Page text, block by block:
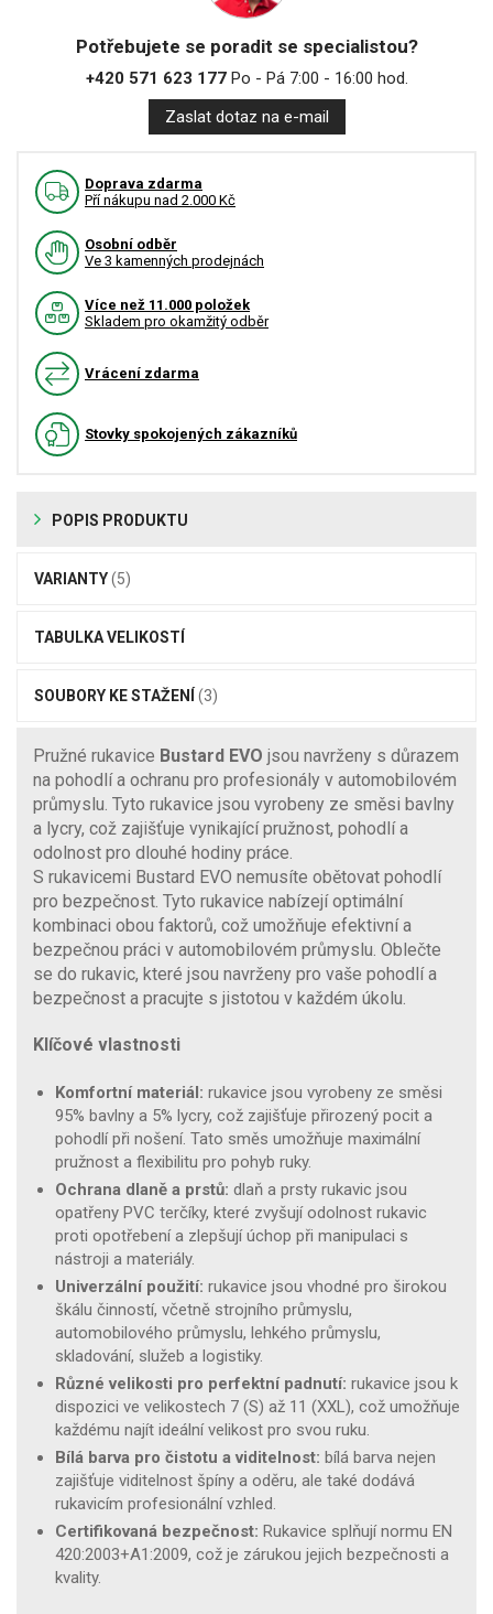
Potřebujete se poradit se specialistou?
+420 571 623 177Po - Pá 7:00 - 16:00 hod.
Zaslat dotaz na e-mail
Doprava zdarma
Pří nákupu nad 2.000 Kč
Osobní odběr
Ve 3 kamenných prodejnách
Více než 11.000 položek
Skladem pro okamžitý odběr
Vrácení zdarma
Stovky spokojených zákazníků
POPIS PRODUKTU
VARIANTY(5)
TABULKA VELIKOSTÍ
SOUBORY KE STAŽENÍ (3)
Pružné rukavice Bustard EVO jsou navrženy s důrazem
na pohodlí a ochranu pro profesionály v automobilovém
průmyslu. Tyto rukavice jsou vyrobeny ze směsi bavlny
a lycry, což zajišťuje vynikající pružnost, pohodlí a
odolnost pro dlouhé hodiny práce.
S rukavicemi Bustard EVO nemusíte obětovat pohodlí
pro bezpečnost. Tyto rukavice nabízejí optimální
kombinaci obou faktorů, což umožňuje efektivní a
bezpečnou práci v automobilovém průmyslu. Oblečte
se do rukavic, které jsou navrženy pro vaše pohodlí a
bezpečnost a pracujte s jistotou v každém úkolu.
Klíčové vlastnosti
Komfortní materiál: rukavice jsou vyrobeny ze směsi
95% bavlny a 5% lycry, což zajišťuje přirozený pocit a
pohodlí při nošení. Tato směs umožňuje maximální
pružnost a flexibilitu pro pohyb ruky.
Ochrana dlaně a prstů: dlaň a prsty rukavic jsou
opatřeny PVC terčíky, které zvyšují odolnost rukavic
proti opotřebení a zlepšují úchop při manipulaci s
nástroji a materiály.
Univerzální použití: rukavice jsou vhodné pro širokou
škálu činností, včetně strojního průmyslu,
automobilového průmyslu, lehkého průmyslu,
skladování, služeb a logistiky.
Různé velikosti pro perfektní padnutí: rukavice jsou k
dispozici ve velikostech 7 (S) až 11 (XXL), což umožňuje
každému najít ideální velikost pro svou ruku.
Bílá barva pro čistotu a viditelnost: bílá barva nejen
zajišťuje viditelnost špíny a oděru, ale také dodává
rukavicím profesionální vzhled.
Certifikovaná bezpečnost: Rukavice splňují normu EN
420:2003+A1:2009, což je zárukou jejich bezpečnosti a
kvality.